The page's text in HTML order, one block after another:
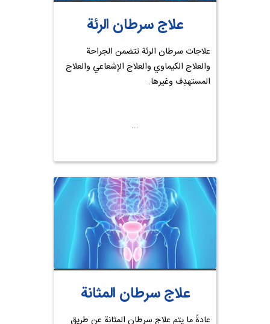
علاج سرطان الرئة
علاجات سرطان الرئة تتضمن الجراحة
والعلاج الكيماوي والعلاج الإشعاعي والعلاج
المستهدِف وغيرها.
علاج سرطان المثانة
عادةً ما يتم علاج سرطان المثانة عن طريق